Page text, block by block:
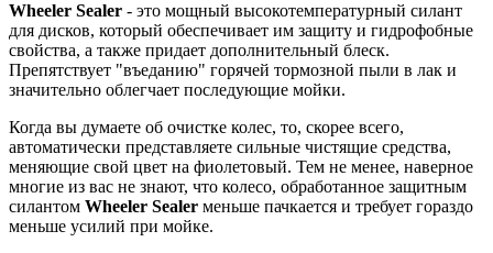
Wheeler Sealer - это мощный высокотемпературный силант
для дисков, который обеспечивает им защиту и гидрофобные
свойства, а также придает дополнительный блеск.
Препятствует "въеданию" горячей тормозной пыли в лак и
значительно облегчает последующие мойки.
Когда вы думаете об очистке колес, то, скорее всего,
автоматически представляете сильные чистящие средства,
меняющие свой цвет на фиолетовый. Тем не менее, наверное
многие из вас не знают, что колесо, обработанное защитным
силантом Wheeler Sealer меньше пачкается и требует гораздо
меньше усилий при мойке.